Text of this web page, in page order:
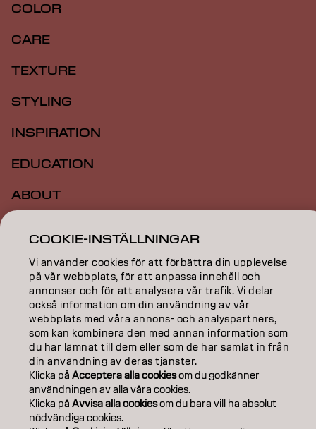
COLOR
CARE
TEXTURE
STYLING
INSPIRATION
EDUCATION
ABOUT
BECOME A PARTNER
CONTACT US
ImprintPrivacy PolicyCookie PolicyTerms Of Use
Accessibility
SE | Swedish
COOKIE-INSTÄLLNINGAR
Vi använder cookies för att förbättra din upplevelse
på vår webbplats, för att anpassa innehåll och
annonser och för att analysera vår trafik. Vi delar
också information om din användning av vår
webbplats med våra annons- och analyspartners,
som kan kombinera den med annan information som
du har lämnat till dem eller som de har samlat in från
din användning av deras tjänster.
Klicka påAcceptera alla cookiesom du godkänner
användningen av alla våra cookies.
Klicka påAvvisa alla cookiesom du bara vill ha absolut
nödvändiga cookies.